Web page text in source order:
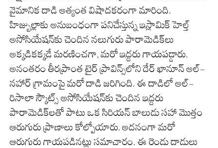
వైమానిక దాడి అత్యంత విషాదకరంగా మారింది.
హిజ్బుల్లాకు అనుబంధంగా పనిచేస్తున్న ఇస్లామిక్ హెల్త్
అసోసియేషన్‌కు చెందిన నలుగురు పారామెడిక్‌లు
అక్కడికక్కడే మరణించగా, మరో ఇద్దరు గాయపడ్డారు.
అనంతరం తీరప్రాంత టైర్ ప్రావిన్స్‌లోని దేర్ ఖానూన్ అల్-
నహార్ గ్రామంపై మరో దాడి జరిగింది. ఈ దాడిలో అల్-
రిసాలా స్కౌట్స్ అసోసియేషన్‌కు చెందిన ఇద్దరు
పారామెడిక్‌లతో పాటు ఒక సిరియన్ బాలుడు సహా మొత్తం
ఆరుగురు ప్రాణాలు కోల్పోయారు. అదనంగా మరో
ఆరుగురు గాయపడినట్లు సమాచారం. ఈ రెండు దాడులు